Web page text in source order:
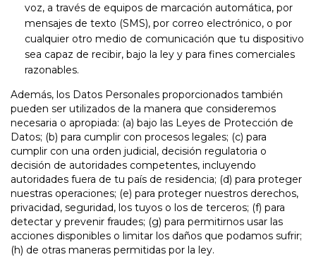
voz, a través de equipos de marcación automática, por
mensajes de texto (SMS), por correo electrónico, o por
cualquier otro medio de comunicación que tu dispositivo
sea capaz de recibir, bajo la ley y para fines comerciales
razonables.
Además, los Datos Personales proporcionados también
pueden ser utilizados de la manera que consideremos
necesaria o apropiada: (a) bajo las Leyes de Protección de
Datos; (b) para cumplir con procesos legales; (c) para
cumplir con una orden judicial, decisión regulatoria o
decisión de autoridades competentes, incluyendo
autoridades fuera de tu país de residencia; (d) para proteger
nuestras operaciones; (e) para proteger nuestros derechos,
privacidad, seguridad, los tuyos o los de terceros; (f) para
detectar y prevenir fraudes; (g) para permitirnos usar las
acciones disponibles o limitar los daños que podamos sufrir;
(h) de otras maneras permitidas por la ley.